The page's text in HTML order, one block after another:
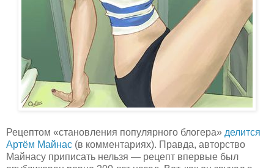
Рецептом «становления популярного блогера» делится
Артём Майнас (в комментариях). Правда, авторство
Майнасу приписать нельзя — рецепт впервые был